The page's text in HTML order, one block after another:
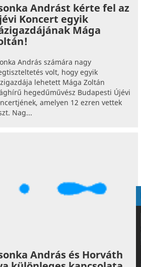
Andrást kérte fel az
Koncert egyik
Mága
András számára nagy
volt, hogy egyik
lehetett Mága Zoltán
hegedűművész Budapesti Újévi
amelyen 12 ezren vettek
Nag...
András és Horváth